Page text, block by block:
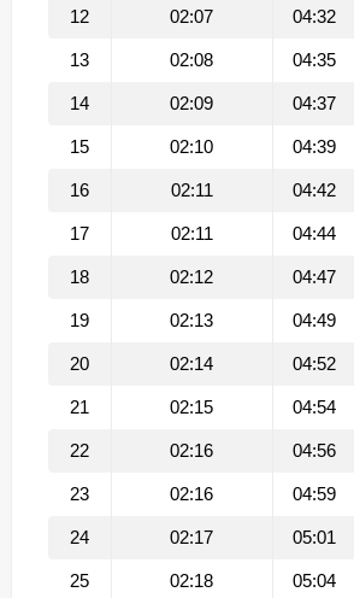
12 02:07 04:32
13 02:08 04:35
14 02:09 04:37
15 02:10 04:39
16 02:11 04:42
17 02:11 04:44
18 02:12 04:47
19 02:13 04:49
20 02:14 04:52
21 02:15 04:54
22 02:16 04:56
23 02:16 04:59
24 02:17 05:01
25 02:18 05:04